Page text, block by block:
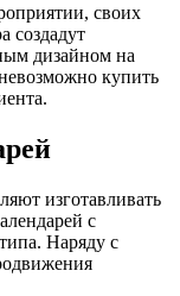
своих
создадут
дизайном на
купить
изготавливать
с
Наряду с